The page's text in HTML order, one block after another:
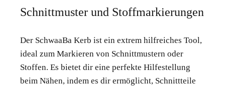
Schnittmuster und Stoffmarkierungen
Der SchwaaBa Kerb ist ein extrem hilfreiches Tool,
ideal zum Markieren von Schnittmustern oder
Stoffen. Es bietet dir eine perfekte Hilfestellung
beim Nähen, indem es dir ermöglicht, Schnittteile